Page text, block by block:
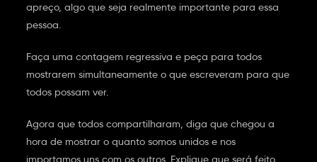
apreço, algo que seja realmente importante para essa
pessoa.
Faça uma contagem regressiva e peça para todos
mostrarem simultaneamente o que escreveram para que
todos possam ver.
Agora que todos compartilharam, diga que chegou a
hora de mostrar o quanto somos unidos e nos
importamos uns com os outros. Explique que será feito